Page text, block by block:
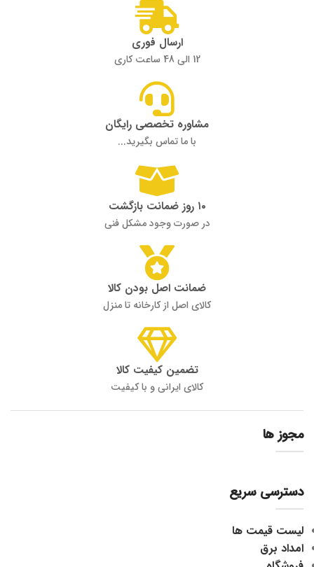
ارسال فوری
12 الی 48 ساعت کاری
مشاوره تخصصی رایگان
با ما تماس بگیرید...
۱۰ روز ضمانت بازگشت
در صورت وجود مشکل فنی
ضمانت اصل بودن کالا
کالای اصل از کارخانه تا منزل
تضمین کیفیت کالا
کالای ایرانی و با کیفیت
مجوز ها
دسترسی سریع
لیست قیمت ها
امداد برق